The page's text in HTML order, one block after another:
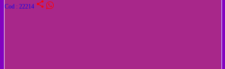
Cod : 22214 share